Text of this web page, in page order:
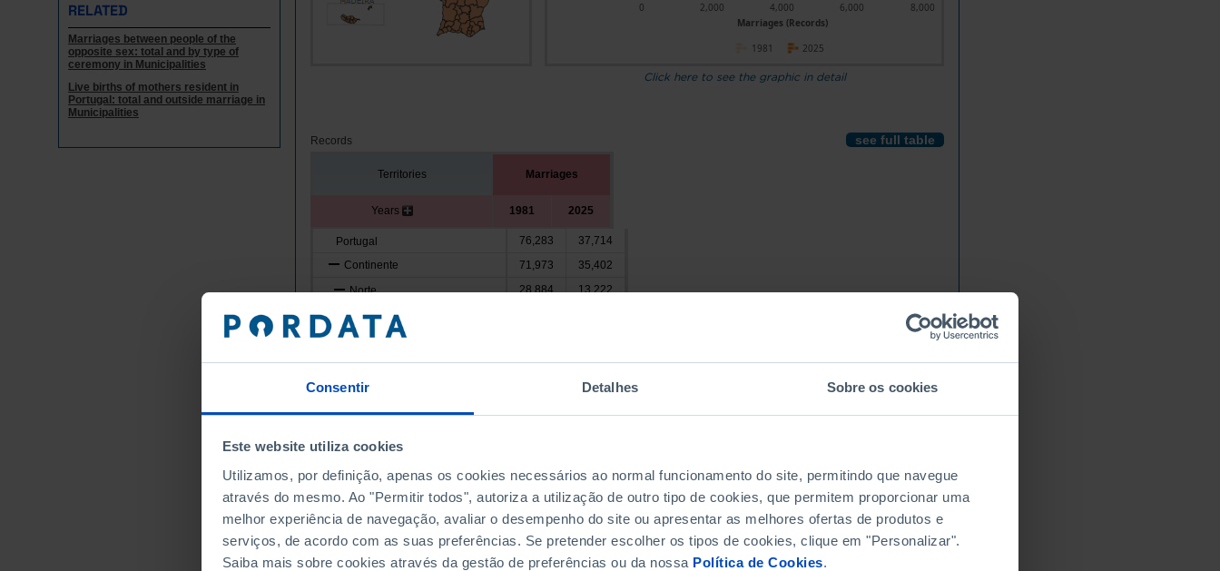
Consentir Detalhes Sobre os cookies
Este website utiliza cookies
Utilizamos, por definição, apenas os cookies necessários ao normal funcionamento do site, permitindo que navegue
através do mesmo. Ao "Permitir todos", autoriza a utilização de outro tipo de cookies, que permitem proporcionar uma
melhor experiência de navegação, avaliar o desempenho do site ou apresentar as melhores ofertas de produtos e
serviços, de acordo com as suas preferências. Se pretender escolher os tipos de cookies, clique em "Personalizar".
Saiba mais sobre cookies através da gestão de preferências ou da nossa Política de Cookies.
RELATED
Marriages between people of the
opposite sex: total and by type of
ceremony in Municipalities
Live births of mothers resident in
Portugal: total and outside marriage in
Municipalities
Marriages (Records)
0 2,000 4,000 6,000 8,000
2025
1981
Click here to see the graphic in detail
Records see full table
Territories Marriages
Years 1981 2025
Portugal 76,283
37,714
Continente
71,973
35,402
Norte
28,884
13,222
Alto Minho
Arcos de Valdevez
Caminha
106
51
Melgaço
12
Monção
215
46
Ponte de Lima
Viana do Castelo
705
362
Vila Nova de Cerveira
81
38